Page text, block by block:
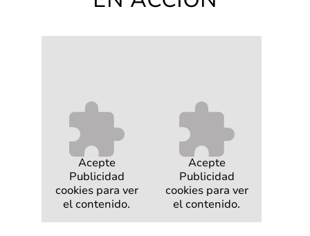
Acepte
Publicidad
cookies para ver
el contenido.
Acepte
Publicidad
cookies para ver
el contenido.